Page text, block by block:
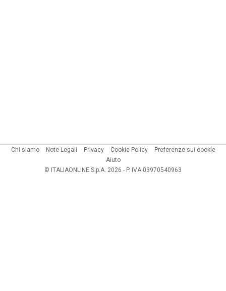
Chi siamo Note Legali Privacy Cookie Policy
Preferenze sui cookie
Aiuto
© ITALIAONLINE S.p.A. 2026 - P. IVA 03970540963